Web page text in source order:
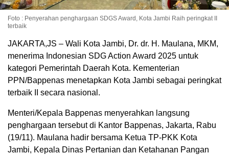
Foto : Penyerahan penghargaan SDGS Award, Kota Jambi Raih peringkat II
terbaik
JAKARTA,JS – Wali Kota Jambi, Dr. dr. H. Maulana, MKM,
menerima Indonesian SDG Action Award 2025 untuk
kategori Pemerintah Daerah Kota. Kementerian
PPN/Bappenas menetapkan Kota Jambi sebagai peringkat
terbaik II secara nasional.
Menteri/Kepala Bappenas menyerahkan langsung
penghargaan tersebut di Kantor Bappenas, Jakarta, Rabu
(19/11). Maulana hadir bersama Ketua TP-PKK Kota
Jambi, Kepala Dinas Pertanian dan Ketahanan Pangan